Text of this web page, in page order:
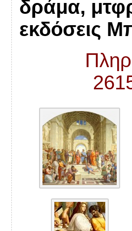
δράμα,
εκδόσεις